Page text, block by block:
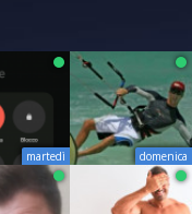
martedì domenica